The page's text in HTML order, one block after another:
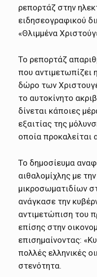
ρεπορτάζ στην
ειδησεογραφικού
«Θλιμμένα
Το ρεπορτάζ
που αντιμετωπίζει
δώρο των
το αυτοκίνητο
δίνεται κάποιες
εξαιτίας της
οποία προκαλείται
Το δημοσίευμα
αιθαλομίχλης με
μικροσωματιδίων
ανάγκασε την
αντιμετώπιση του
επίσης στην
επισημαίνοντας:
πολλές ελληνικές
στενότητα.